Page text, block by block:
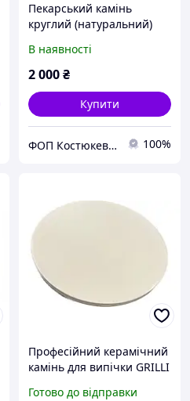
Пекарський камінь
круглий (натуральний)
d = 35 см, h = 2см. Для
духовок, грилів, тандирів
В наявності
2 000₴
Купити
ФОП Костюкевич М.Є. 100%
Професійний керамічний
камінь для випічки GRILLI
Готово до відправки